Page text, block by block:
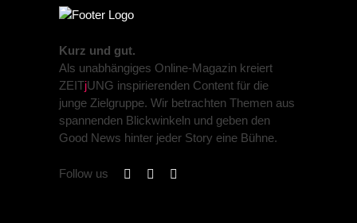
Kurz und gut.
Als unabhängiges Online-Magazin kreiert
ZEITjUNG inspirierenden Content für die
junge Zielgruppe. Wir betrachten Themen aus
spannenden Blickwinkeln und geben den
Good News hinter jeder Story eine Bühne.
Follow us